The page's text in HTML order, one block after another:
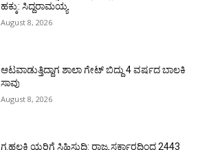
ಹಕ್ಕು: ಸಿದ್ದರಾಮಯ್ಯ
August 8, 2026
ಆಟವಾಡುತ್ತಿದ್ದಾಗ ಶಾಲಾ ಗೇಟ್‌ ಬಿದ್ದು 4 ವರ್ಷದ ಬಾಲಕಿ
ಸಾವು
August 8, 2026
ಗೃಹಲಕ್ಷ್ಮಿಯರಿಗೆ ಸಿಹಿಸುದ್ದಿ: ರಾಜ್ಯ ಸರ್ಕಾರದಿಂದ 2443